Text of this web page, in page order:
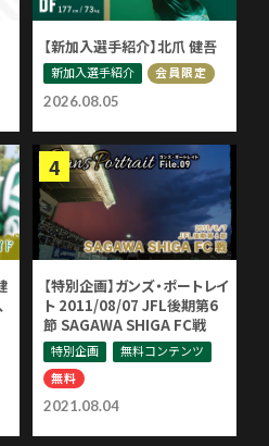
2026.08.05
【新加入選手紹介】北爪 健吾
新加入選手紹介 会員限定
2021.08.04
【特別企画】ガンズ・ポートレイ
ト 2011/08/07 JFL後期第6
節 SAGAWA SHIGA FC戦
特別企画
無料コンテンツ
無料